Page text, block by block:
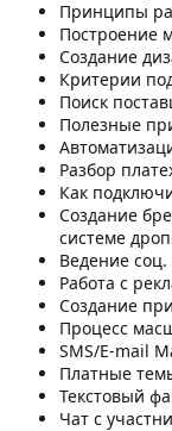
Принципы
Построение
Создание
Критерии
Поиск
Полезные
Разбор
Как
Создание
системе
Ведение
Работа с
Создание
Процесс
SMS/E-mail
Платные
Текстовый
Чат с